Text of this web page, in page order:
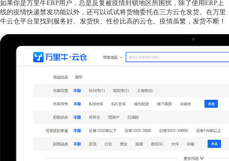
如果你是万里牛ERP用户， 总是反复被疫情封锁地区所困扰，除了使用ERP上
线的疫情快递禁发功能以外，还可以试试将货物委托在三方云仓发货。在万里
牛云仓平台里找到服务好、发货快、性价比高的云仓。疫情虽繁，发货不断！